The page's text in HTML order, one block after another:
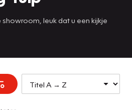
leuk dat u een kijkje